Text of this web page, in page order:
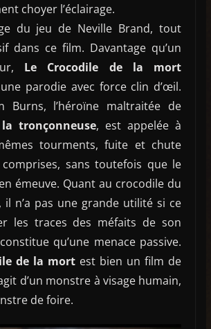
choyer l’éclairage.
du jeu de Neville Brand, tout
dans ce film. Davantage qu’un
Le Crocodile de la mort
parodie avec force clin d’œil.
Burns, l’héroïne maltraitée de
tronçonneuse, est appelée à
tourments, fuite et chute
sans toutefois que le
émeuve. Quant au crocodile du
n’a pas une grande utilité si ce
les traces des méfaits de son
qu’une menace passive.
de la mort est bien un film de
d’un monstre à visage humain,
de foire.